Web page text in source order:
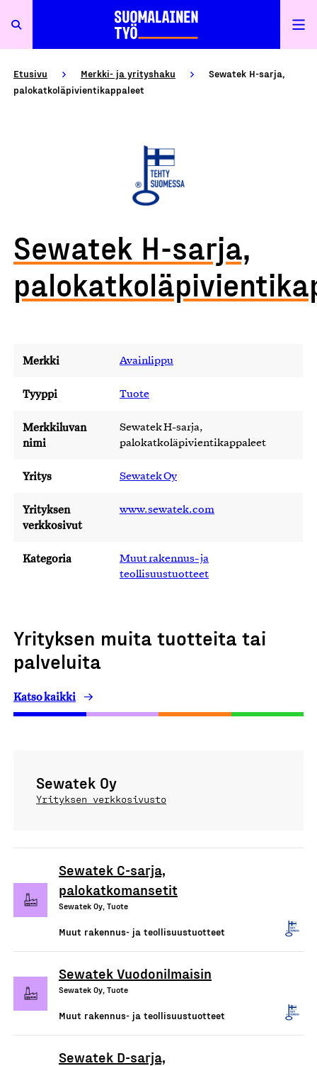
Etusivu Merkki- ja yrityshaku
Sewatek H-sarja,
palokatkoläpivientikappaleet
Sewatek H-sarja,
Merkki Avainlippu
Tyyppi Tuote
Merkkiluvan
nimi
Sewatek H-sarja,
palokatkoläpivientikappaleet
Yritys Sewatek Oy
Yrityksen
verkkosivut
www.sewatek.com
Kategoria
Muut rakennus- ja
teollisuustuotteet
Yrityksen muita tuotteita tai
palveluita
Katso kaikki
Sewatek Oy
Yrityksen verkkosivusto
Sewatek C-sarja,
palokatkomansetit
Sewatek Oy, Tuote
Muut rakennus- ja teollisuustuotteet
Sewatek Vuodonilmaisin
Sewatek Oy, Tuote
Muut rakennus- ja teollisuustuotteet
Sewatek D-sarja,